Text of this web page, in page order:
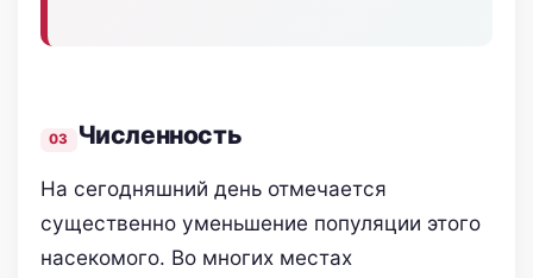
Численность
На сегодняшний день отмечается
существенно уменьшение популяции этого
насекомого. Во многих местах